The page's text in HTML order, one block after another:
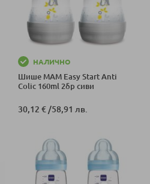
НАЛИЧНО
Шише MAM Easy Start Anti
Colic 160ml 2бр сиви
30,12 € /58,91 лв.